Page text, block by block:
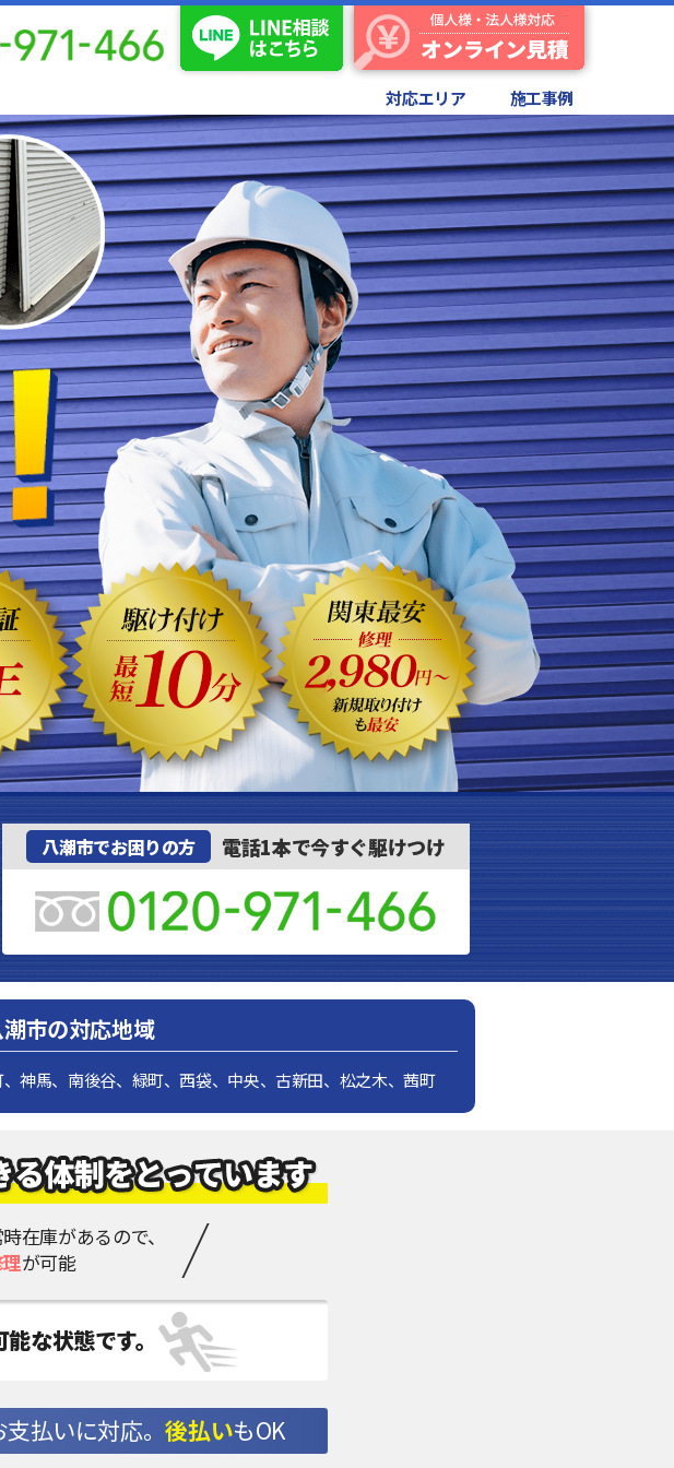
対応エリア 施工事例
八潮市でお困りの方 電話1本で今すぐ駆けつけ
市の対応地域
神馬、南後谷、緑町、西袋、中央、古新田、松之木、茜町
在庫があるので、
が可能
な状態です。
支払いに対応。後払いもOK